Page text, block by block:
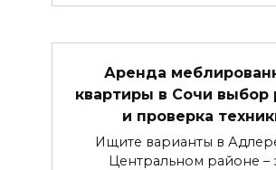
Аренда
квартиры в Сочи выбор
и проверка
Ищите варианты в
Центральном районе –